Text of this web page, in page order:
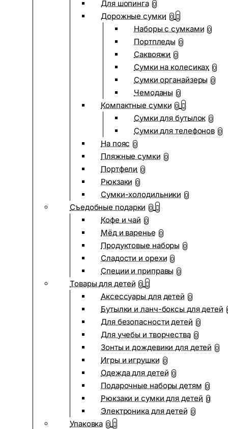
Для шопинга 0
Дорожные сумки 0
Наборы с сумками 0
Портпледы 0
Саквояжи 0
Сумки на колесиках 0
Сумки органайзеры 0
Чемоданы 0
Компактные сумки 0
Сумки для бутылок 0
Сумки для телефонов 0
На пояс 0
Пляжные сумки 0
Портфели 0
Рюкзаки 0
Сумки-холодильники 0
Съедобные подарки 0
Кофе и чай 0
Мёд и варенье 0
Продуктовые наборы 0
Сладости и орехи 0
Специи и приправы 0
Товары для детей 0
Аксессуары для детей 0
Бутылки и ланч-боксы для детей
Для безопасности детей 0
Для учебы и творчества 0
Зонты и дождевики для детей 0
Игры и игрушки 0
Одежда для детей 0
Подарочные наборы детям 0
Рюкзаки и сумки для детей 0
Электроника для детей 0
Упаковка 0